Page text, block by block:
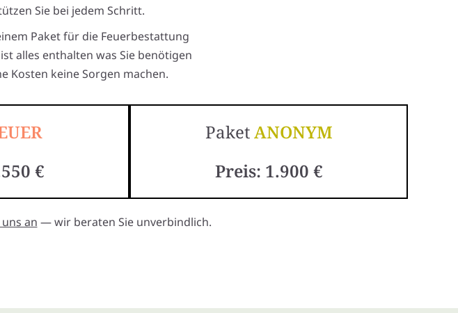
Sie bei jedem Schritt.
Paket für die Feuerbestattung
alles enthalten was Sie benötigen
Kosten keine Sorgen machen.
€
PaketANONYM
Preis: 1.900 €
an — wir beraten Sie unverbindlich.